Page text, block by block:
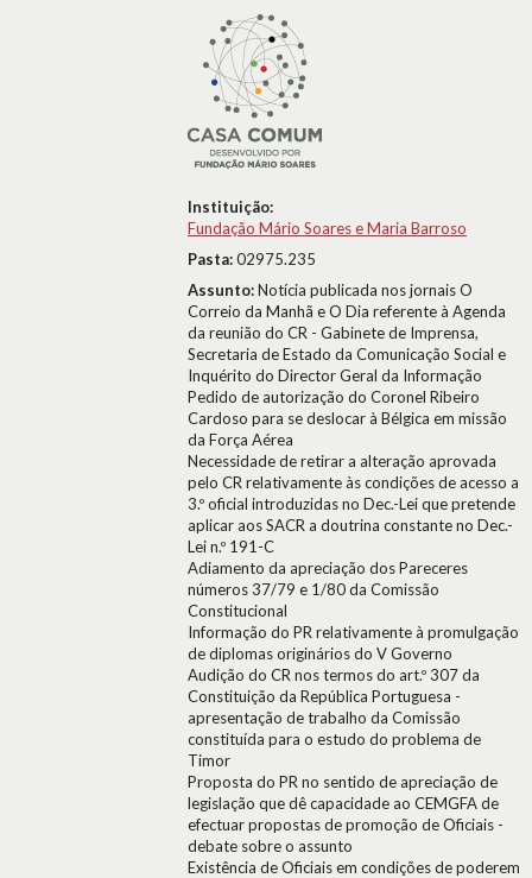
Instituição:
Fundação Mário Soares e Maria Barroso
Pasta:02975.235
Assunto:Notícia publicada nos jornais O
Correio da Manhã e O Dia referente à Agenda
da reunião do CR - Gabinete de Imprensa,
Secretaria de Estado da Comunicação Social e
Inquérito do Director Geral da Informação
Pedido de autorização do Coronel Ribeiro
Cardoso para se deslocar à Bélgica em missão
da Força Aérea
Necessidade de retirar a alteração aprovada
pelo CR relativamente às condições de acesso a
3.º oficial introduzidas no Dec.-Lei que pretende
aplicar aos SACR a doutrina constante no Dec.-
Lei n.º 191-C
Adiamento da apreciação dos Pareceres
números 37/79 e 1/80 da Comissão
Constitucional
Informação do PR relativamente à promulgação
de diplomas originários do V Governo
Audição do CR nos termos do art.º 307 da
Constituição da República Portuguesa -
apresentação de trabalho da Comissão
constituída para o estudo do problema de
Timor
Proposta do PR no sentido de apreciação de
legislação que dê capacidade ao CEMGFA de
efectuar propostas de promoção de Oficiais -
debate sobre o assunto
Existência de Oficiais em condições de poderem